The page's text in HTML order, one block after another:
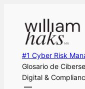
contenido
#1 Cyber Risk
Glosario de
Digital &